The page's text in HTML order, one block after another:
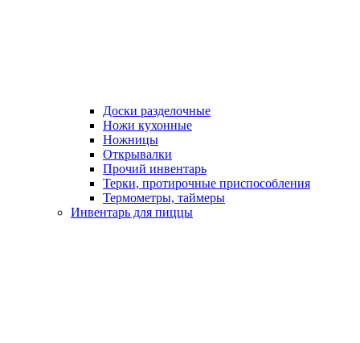
Доски разделочные
Ножи кухонные
Ножницы
Открывалки
Прочий инвентарь
Терки, протирочные приспособления
Термометры, таймеры
Инвентарь для пиццы